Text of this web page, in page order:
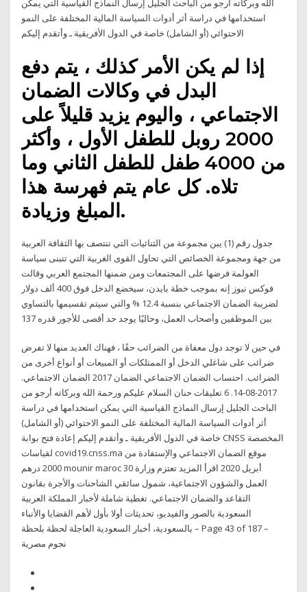
الله وبركاته أرجو من الباحث الجليل إرسال النماذج القياسية التي يمكن
استخدامها في دراسة أثر أدوات السياسة المالية المختلفة على النمو
الاحتوائي (أو الشامل) خاصة في الدول الأفريقية ـ وأتقدم إليكم
إذا لم يكن الأمر كذلك ، يتم دفع
البدل في وكالات الضمان
الاجتماعي ، واليوم يزيد قليلاً على
2000 روبل للطفل الأول ، وأكثر
من 4000 طفل للطفل الثاني وما
تلاه. كل عام يتم فهرسة هذا
المبلغ وزيادة.
جدول رقم (1) يبن مجموعة من الثنائيات التي تنتصف بها الثقافة العربية
من جهة ومجموعة الخصائص التي تحاول القوى الغربية التي تتبنى سياسة
العولمة فرضها على المجتمعات ومن ضمنها المجتمع العربي وقالت
فوكس نيوز إنه بموجب خطة بايدن، سيخضع الدخل فوق 400 ألف دولار
لضريبة الضمان الاجتماعي بنسبة 12.4 % والتي سيتم تقسيمها بالتساوي
بين الموظفين وأصحاب العمل، وحاليًا يوجد حد أقصى للأجور قدره 137
في حين لا توجد دول معفاة من الضرائب حقًا ، فهناك العديد منها لا تفرض
ضرائب على شاغلي الدخل أو الممتلكات أو المبيعات أو أنواع أخرى من
الضرائب. احتساب الضمان الاجتماعي الضمان 2017 الضمان الاجتماعي.
2017-08-14. 6 تعليقات حنان السلام عليكم ورحمة الله وبركاته أرجو من
الباحث الجليل إرسال النماذج القياسية التي يمكن استخدامها في دراسة
أثر أدوات السياسة المالية المختلفة على النمو الاحتوائي (أو الشامل)
خاصة في الدول الأفريقية ـ وأتقدم إليكم إعادة فتح بوابة CNSS المخصصة
لقياسات covid19.cnss.ma موقع الضمان الاجتماعي والإستفادة من
2000 درهم mounir maroc 30 أبريل 2020 اقرأ المزيد تعتزم وزارة
العمل والشؤون الاجتماعية، شمول سائقي الشاحنات والأجرة بقانون
التقاعد والضمان الاجتماعي. تغطية شاملة لأخبار المملكة العربية
السعودية بالصور والفيديو، تحديثات أولا بأول لأهم القضايا والأنباء
بالسعودية، أخبار السعودية العاجلة لحظة بلحظة – Page 43 of 187 –
نجوم مصرية